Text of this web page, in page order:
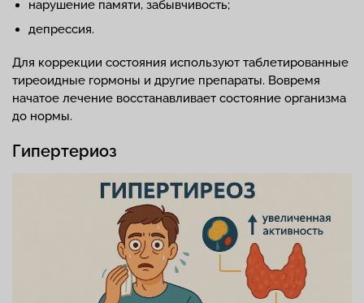
нарушение памяти, забывчивость;
депрессия.
Для коррекции состояния используют таблетированные
тиреоидные гормоны и другие препараты. Вовремя
начатое лечение восстанавливает состояние организма
до нормы.
Гипертериоз